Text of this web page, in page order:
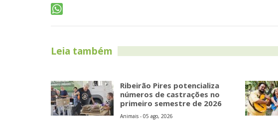
Leia também
Ribeirão Pires potencializa
números de castrações no
primeiro semestre de 2026
Animais - 05 ago, 2026